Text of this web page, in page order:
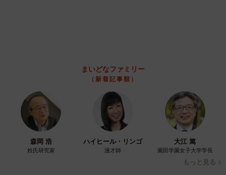
忍者にあこがれる娘さん（提供：まぼさん）
好物のせいろそばを迷いなくチョイスした息子さんのこだ
わりも微笑ましいですが、そんな親子の日常をイラストに
描き続けるまぼさんの発信も、今後が楽しみです。
古川 諭香
2026.08.06
に！？ 「自然の染色技術が凄い」と話題に
その理由とは…？
竹中 友一（RinToris）
誰も求めていない職場の「謎マナー」、「過剰
な挨拶」や「お土産配り」を抑えた1位は？